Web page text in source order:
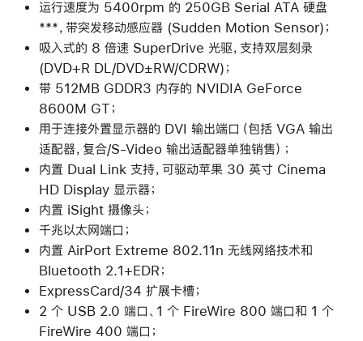
运行速度为 5400rpm 的 250GB Serial ATA 硬盘
***，带突发移动感应器 (Sudden Motion Sensor)；
吸入式的 8 倍速 SuperDrive 光驱，支持双层刻录
(DVD+R DL/DVD±RW/CDRW)；
带 512MB GDDR3 内存的 NVIDIA GeForce
8600M GT；
用于连接外置显示器的 DVI 输出端口（包括 VGA 输出
适配器，复合/S-Video 输出适配器单独销售）；
内置 Dual Link 支持，可驱动苹果 30 英寸 Cinema
HD Display 显示器；
内置 iSight 摄像头；
千兆以太网端口；
内置 AirPort Extreme 802.11n 无线网络技术和
Bluetooth 2.1+EDR；
ExpressCard/34 扩展卡槽；
2 个 USB 2.0 端口、1 个 FireWire 800 端口和 1 个
FireWire 400 端口；